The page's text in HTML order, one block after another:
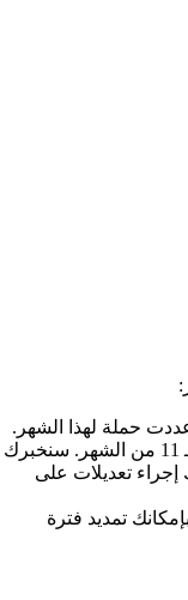
حملة لهذا الشهر.
سنخبرك بأن تقارير حملة الشهر الحالي متاحة في اليوم الـ 11 من الشهر. سنخبرك
إجراء تعديلات على
تمديد فترة